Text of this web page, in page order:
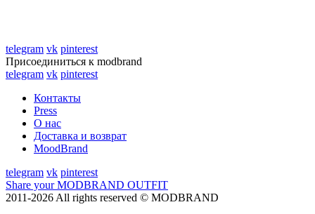
telegram vk pinterest
Присоединиться к modbrand
telegram vk pinterest
Контакты
Press
О нас
Доставка и возврат
MoodBrand
telegram vk pinterest
Share your MODBRAND OUTFIT
2011-2026 All rights reserved © MODBRAND